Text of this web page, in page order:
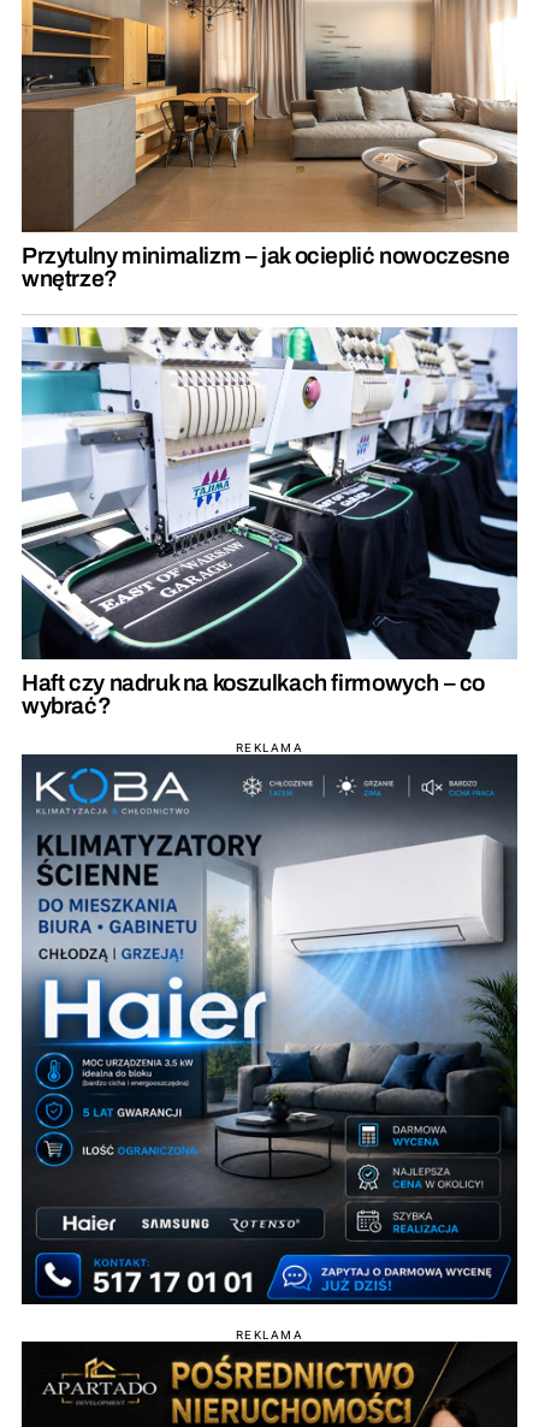
Przytulny minimalizm – jak ocieplić nowoczesne
wnętrze?
Haft czy nadruk na koszulkach firmowych – co
wybrać?
REKLAMA
REKLAMA